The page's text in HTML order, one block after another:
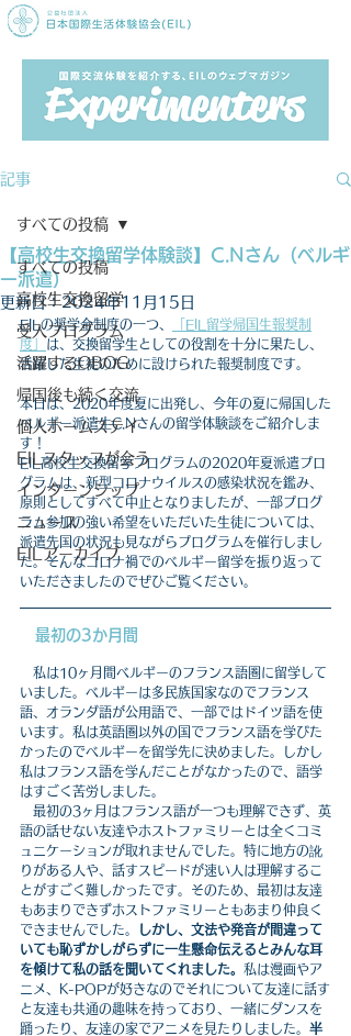
記事
すべての投稿
高校生交換留学
受入プログラム
活躍するOBOG
帰国後も続く交流
個人ホームステイ
EILスタッフが会う
インターンシップ
ニュース
EILアーカイブ
すべての投稿
【高校生交換留学体験談】C.Nさん（ベルギ
ー派遣）
更新日：2024年11月15日
EILの奨学金制度の一つ、
「EIL留学帰国生報奨制
度」 は、交換留学生としての役割を十分に果たし、
活躍した生徒のために設けられた報奨制度です。
本日は、2020年度夏に出発し、今年の夏に帰国した
ベルギー派遣生C.Nさんの留学体験談をご紹介しま
す！
EIL高校生交換留学プログラムの2020年夏派遣プロ
グラムは、新型コロナウイルスの感染状況を鑑み、
原則としてすべて中止となりましたが、一部プログ
ラム参加の強い希望をいただいた生徒については、
派遣先国の状況も見ながらプログラムを催行しまし
た。そんなコロナ禍でのベルギー留学を振り返って
いただきましたのでぜひご覧ください。
最初の3か月間
私は10ヶ月間ベルギーのフランス語圏に留学して
いました。ベルギーは多民族国家なのでフランス
語、オランダ語が公用語で、一部ではドイツ語を使
います。私は英語圏以外の国でフランス語を学びた
かったのでベルギーを留学先に決めました。しかし
私はフランス語を学んだことがなかったので、語学
はすごく苦労しました。
最初の3ヶ月はフランス語が一つも理解できず、英
語の話せない友達やホストファミリーとは全くコミ
ュニケーションが取れませんでした。特に地方の訛
りがある人や、話すスピードが速い人は理解するこ
とがすごく難しかったです。そのため、最初は友達
もあまりできずホストファミリーともあまり仲良く
できませんでした。
しかし、文法や発音が間違って
いても恥ずかしがらずに一生懸命伝えるとみんな耳
を傾けて私の話を聞いてくれました。 私は漫画やア
ニメ、K-POPが好きなのでそれについて友達に話す
と友達も共通の趣味を持っており、一緒にダンスを
踊ったり、友達の家でアニメを見たりしました。 半